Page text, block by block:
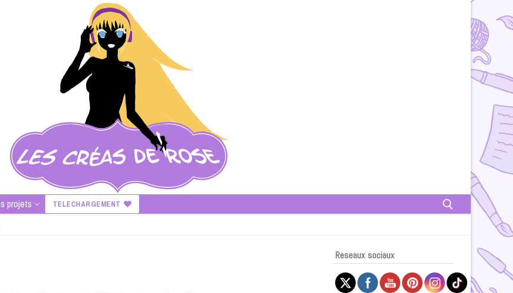
projets TELECHARGEMENT
Reseaux sociaux